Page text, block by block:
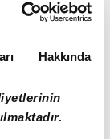
Hakkında
Hwang
Hwang
Coufal,